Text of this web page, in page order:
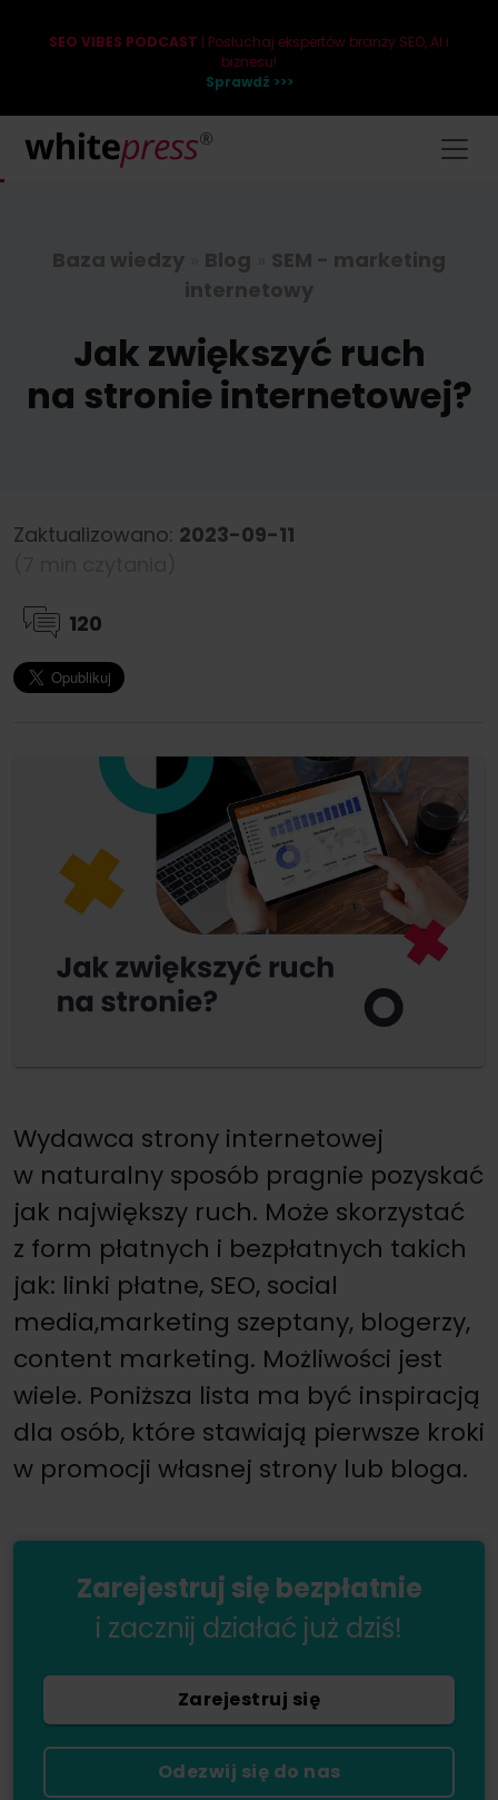
SEO VIBES PODCAST | Posłuchaj ekspertów branży SEO, AI i
biznesu!
Sprawdź >>>
Baza wiedzy Blog
SEM - marketing
internetowy
Jak zwiększyć ruch
na stronie internetowej?
Zaktualizowano: 2023-09-11
120
Wydawca strony internetowej
w naturalny sposób pragnie pozyskać
jak największy ruch. Może skorzystać
z form płatnych i bezpłatnych takich
jak: linki płatne, SEO, social
media,marketing szeptany, blogerzy,
content marketing. Możliwości jest
wiele. Poniższa lista ma być inspiracją
dla osób, które stawiają pierwsze kroki
w promocji własnej strony lub bloga.
Zarejestruj się bezpłatnie
i zacznij działać już dziś!
Zarejestruj się
Odezwij się do nas